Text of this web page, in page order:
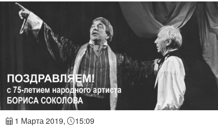
1 Марта 2019, 15:09